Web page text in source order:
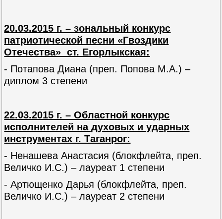
20.03.2015 г. – зональный конкурс
патриотической песни «Гвоздики
Отечества» ст. Егорлыкская:
- Потапова Диана (преп. Попова М.А.) –
диплом 3 степени
22.03.2015 г. – Областной конкурс
исполнителей на духовых и ударных
инструментах г. Таганрог:
- Ненашева Анастасия (блокфлейта, преп.
Величко И.С.) – лауреат 1 степени
- Артющенко Дарья (блокфлейта, преп.
Величко И.С.) – лауреат 2 степени